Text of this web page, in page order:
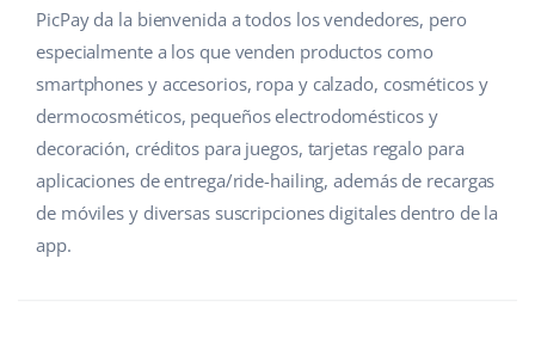
Otros
Calculadora de beneficios
Cooperación y socios
Contáctanos
español (AR)
español (MX)
Français
Italiano
PicPay da la bienvenida a todos los vendedores, pero
especialmente a los que venden productos como
smartphones y accesorios, ropa y calzado, cosméticos y
dermocosméticos, pequeños electrodomésticos y
decoración, créditos para juegos, tarjetas regalo para
aplicaciones de entrega/ride-hailing, además de recargas
de móviles y diversas suscripciones digitales dentro de la
app.